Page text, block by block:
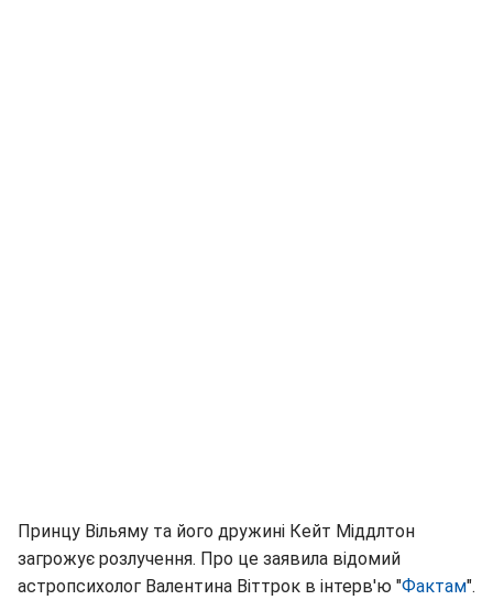
Принцу Вільяму та його дружині Кейт Міддлтон
загрожує розлучення. Про це заявила відомий
астропсихолог Валентина Віттрок в інтерв'ю "Фактам".